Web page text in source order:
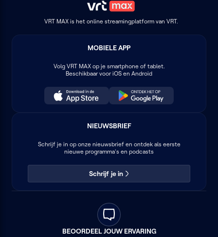
VRT MAX is het online streamingplatform van VRT.
MOBIELE APP
Volg VRT MAXop je smartphone of tablet.
Beschikbaar voor iOS en Android
NIEUWSBRIEF
Schrijf je in op onze nieuwsbrief en ontdek als eerste
nieuwe programma's en podcasts
Schrijf je in
BEOORDEEL JOUW ERVARING